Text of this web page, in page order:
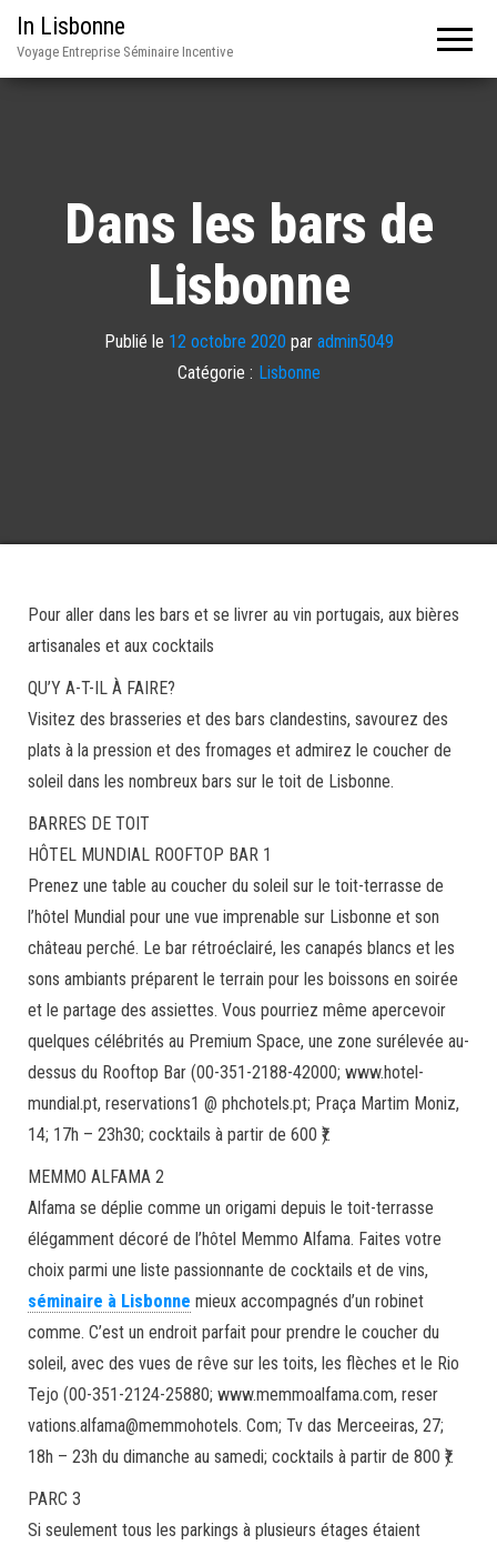
In Lisbonne
Voyage Entreprise Séminaire Incentive
Dans les bars de
Lisbonne
Publié le 12 octobre 2020 par admin5049
Catégorie : Lisbonne
Pour aller dans les bars et se livrer au vin portugais, aux bières
artisanales et aux cocktails
QU’Y A-T-IL À FAIRE?
Visitez des brasseries et des bars clandestins, savourez des
plats à la pression et des fromages et admirez le coucher de
soleil dans les nombreux bars sur le toit de Lisbonne.
BARRES DE TOIT
HÔTEL MUNDIAL ROOFTOP BAR 1
Prenez une table au coucher du soleil sur le toit-terrasse de
l’hôtel Mundial pour une vue imprenable sur Lisbonne et son
château perché. Le bar rétroéclairé, les canapés blancs et les
sons ambiants préparent le terrain pour les boissons en soirée
et le partage des assiettes. Vous pourriez même apercevoir
quelques célébrités au Premium Space, une zone surélevée au-
dessus du Rooftop Bar (00-351-2188-42000; www.hotel-
mundial.pt, reservations1 @ phchotels.pt; Praça Martim Moniz,
14; 17h – 23h30; cocktails à partir de 600 ₹).
MEMMO ALFAMA 2
Alfama se déplie comme un origami depuis le toit-terrasse
élégamment décoré de l’hôtel Memmo Alfama. Faites votre
choix parmi une liste passionnante de cocktails et de vins,
séminaire à Lisbonne mieux accompagnés d’un robinet
comme. C’est un endroit parfait pour prendre le coucher du
soleil, avec des vues de rêve sur les toits, les flèches et le Rio
Tejo (00-351-2124-25880; www.memmoalfama.com, reser
vations.alfama@memmohotels. Com; Tv das Merceeiras, 27;
18h – 23h du dimanche au samedi; cocktails à partir de 800 ₹).
PARC 3
Si seulement tous les parkings à plusieurs étages étaient